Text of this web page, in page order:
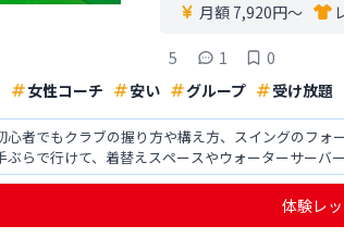
月額 7,920円〜
5 1
0
女性コーチ 安い グループ 受け放題
心者でもクラブの握り方や構え方、スイングのフ
ぶらで行けて、着替えスペースやウォーターサーバ
好立地なのも通いやすいポイントだと思いま
体験レ